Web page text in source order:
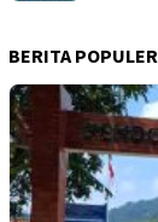
BERITA POPULER